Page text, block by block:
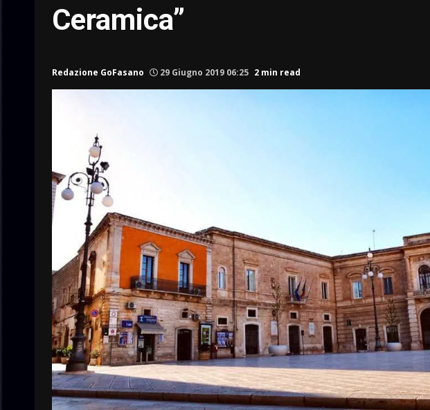
Ceramica”
Redazione GoFasano 29 Giugno 2019 06:25 2 min read